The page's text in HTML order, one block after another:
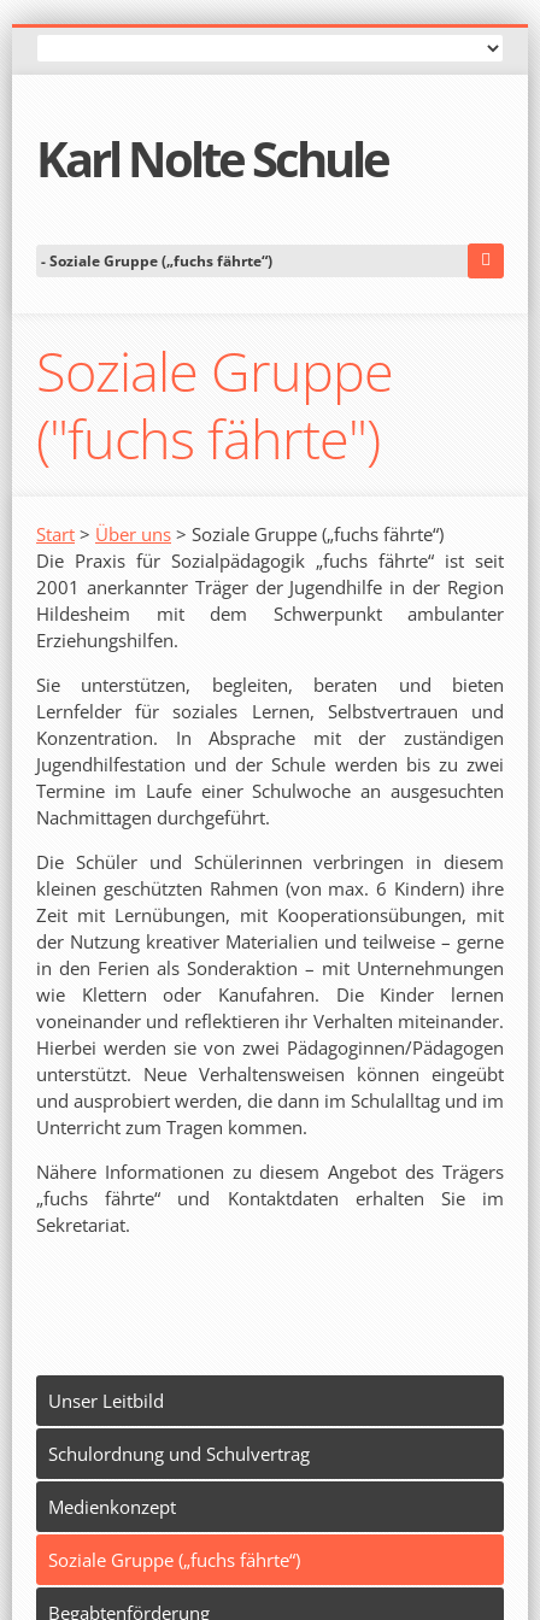
Karl Nolte Schule
Soziale Gruppe
("fuchs fährte")
Start > Über uns > Soziale Gruppe („fuchs fährte“)
Die Praxis für Sozialpädagogik „fuchs fährte“ ist seit
2001 anerkannter Träger der Jugendhilfe in der Region
Hildesheim mit dem Schwerpunkt ambulanter
Erziehungshilfen.
Sie unterstützen, begleiten, beraten und bieten
Lernfelder für soziales Lernen, Selbstvertrauen und
Konzentration. In Absprache mit der zuständigen
Jugendhilfestation und der Schule werden bis zu zwei
Termine im Laufe einer Schulwoche an ausgesuchten
Nachmittagen durchgeführt.
Die Schüler und Schülerinnen verbringen in diesem
kleinen geschützten Rahmen (von max. 6 Kindern) ihre
Zeit mit Lernübungen, mit Kooperationsübungen, mit
der Nutzung kreativer Materialien und teilweise – gerne
in den Ferien als Sonderaktion – mit Unternehmungen
wie Klettern oder Kanufahren. Die Kinder lernen
voneinander und reflektieren ihr Verhalten miteinander.
Hierbei werden sie von zwei Pädagoginnen/Pädagogen
unterstützt. Neue Verhaltensweisen können eingeübt
und ausprobiert werden, die dann im Schulalltag und im
Unterricht zum Tragen kommen.
Nähere Informationen zu diesem Angebot des Trägers
„fuchs fährte“ und Kontaktdaten erhalten Sie im
Sekretariat.
Unser Leitbild
Schulordnung und Schulvertrag
Medienkonzept
Soziale Gruppe („fuchs fährte“)
Begabtenförderung